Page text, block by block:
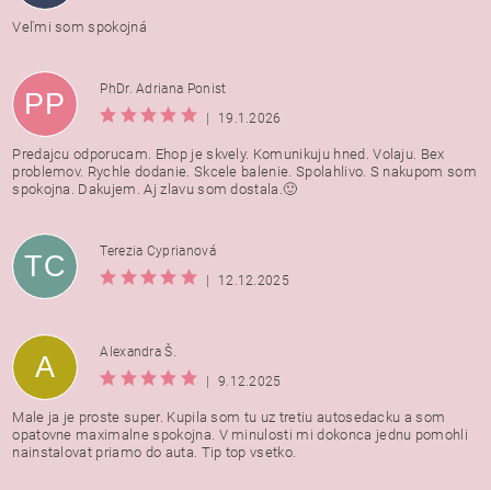
Veľmi som spokojná
PP
PhDr. Adriana Ponist
|
19.1.2026
Predajcu odporucam. Ehop je skvely. Komunikuju hned. Volaju. Bex
problemov. Rychle dodanie. Skcele balenie. Spolahlivo. S nakupom som
spokojna. Dakujem. Aj zlavu som dostala.🙂
TC
Terezia Cyprianová
|
12.12.2025
A
Alexandra Š.
|
9.12.2025
Male ja je proste super. Kupila som tu uz tretiu autosedacku a som
opatovne maximalne spokojna. V minulosti mi dokonca jednu pomohli
nainstalovat priamo do auta. Tip top vsetko.